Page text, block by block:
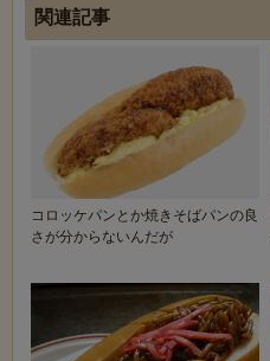
関連記事
コロッケパンとか焼きそばパンの良
さが分からないんだが